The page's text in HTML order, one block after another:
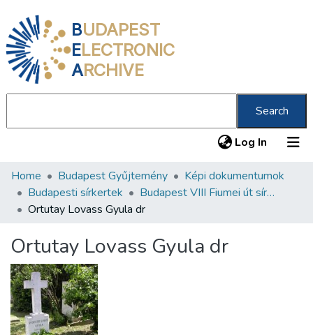
BUDAPEST
ELECTRONIC
ARCHIVE
Search
Log In (current)
Communities & Collections
All of DSpace
About us
Home Budapest Gyűjtemény
Képi dokumentumok
Budapesti sírkertek
Budapest VIII Fiumei út sírkert 2. rész
Ortutay Lovass Gyula dr
Ortutay Lovass Gyula dr